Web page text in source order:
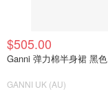
$505.00
Ganni 弹力棉半身裙 黑色
GANNI UK (AU)